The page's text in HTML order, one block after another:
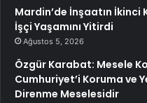
Mardin’de İnşaatın İkinci
İşçi Yaşamını Yitirdi
Ağustos 5, 2026
Özgür Karabat: Mesele
Cumhuriyet’i Koruma ve
Direnme Meselesidir